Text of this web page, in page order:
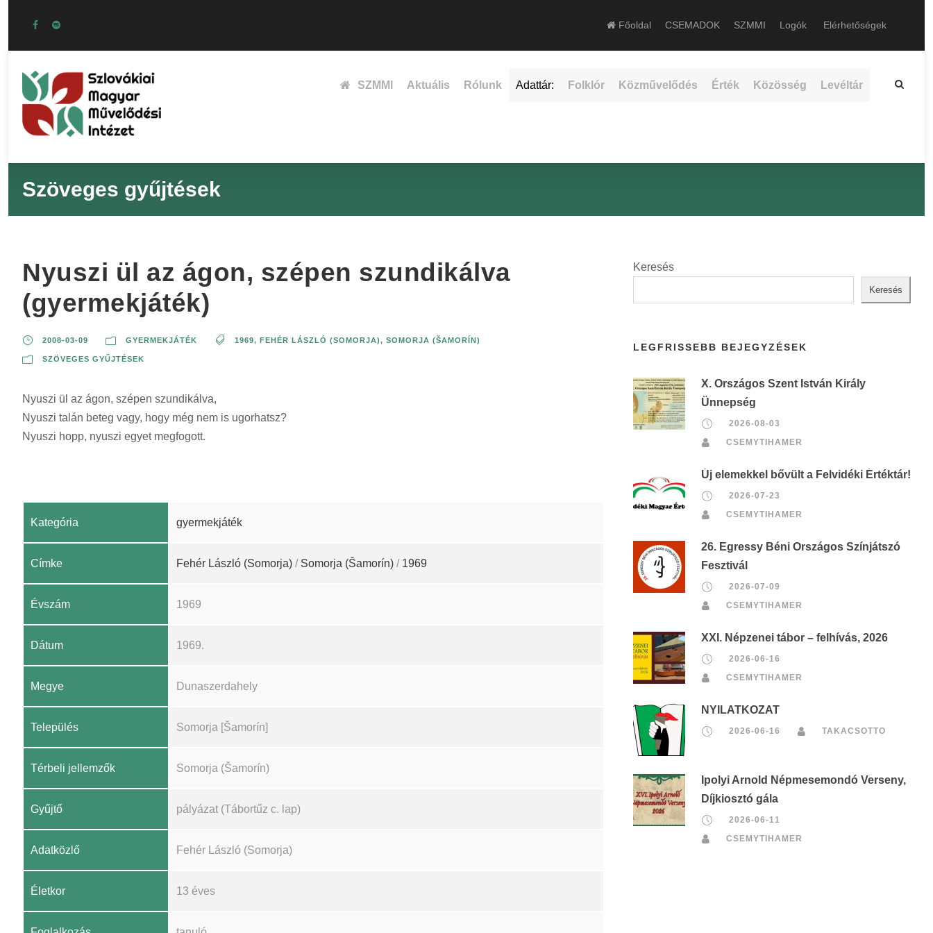
Főoldal CSEMADOK SZMMI Logók Elérhetőségek
SZMMI Aktuális Rólunk Adattár: Folklór Közművelődés Érték Közösség Levéltár
Szöveges gyűjtések
Nyuszi ül az ágon, szépen szundikálva
(gyermekjáték)
2008-03-09 GYERMEKJÁTÉK 1969, FEHÉR LÁSZLÓ (SOMORJA), SOMORJA (ŠAMORÍN)
SZÖVEGES GYŰJTÉSEK
Nyuszi ül az ágon, szépen szundikálva,
Nyuszi talán beteg vagy, hogy még nem is ugorhatsz?
Nyuszi hopp, nyuszi egyet megfogott.
Kategória gyermekjáték
Címke Fehér László (Somorja) / Somorja (Šamorín) / 1969
Évszám 1969
Dátum 1969.
Megye Dunaszerdahely
Település Somorja [Šamorín]
Térbeli jellemzők Somorja (Šamorín)
Gyűjtő pályázat (Tábortűz c. lap)
Adatközlő Fehér László (Somorja)
Életkor 13 éves
Keresés
Keresés
LEGFRISSEBB BEJEGYZÉSEK
X. Országos Szent István Király
Ünnepség
2026-08-03
CSEMYTIHAMER
Új elemekkel bővült a Felvidéki Értéktár!
2026-07-23
CSEMYTIHAMER
26. Egressy Béni Országos Színjátszó
Fesztivál
2026-07-09
CSEMYTIHAMER
XXI. Népzenei tábor – felhívás, 2026
2026-06-16
CSEMYTIHAMER
NYILATKOZAT
2026-06-16 TAKACSOTTO
Ipolyi Arnold Népmesemondó Verseny,
Díjkiosztó gála
2026-06-11
CSEMYTIHAMER